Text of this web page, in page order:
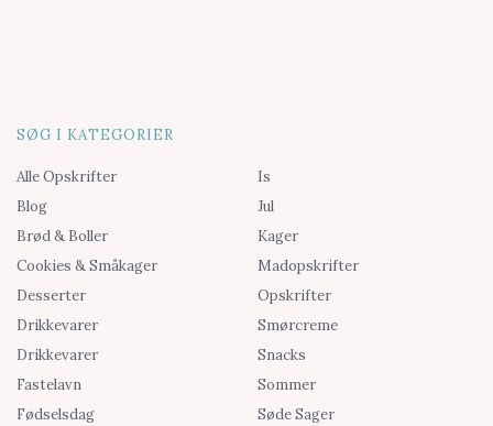
SØG I KATEGORIER
Alle Opskrifter
Blog
Brød & Boller
Cookies & Småkager
Desserter
Drikkevarer
Drikkevarer
Fastelavn
Fødselsdag
Is
Jul
Kager
Madopskrifter
Opskrifter
Smørcreme
Snacks
Sommer
Søde Sager